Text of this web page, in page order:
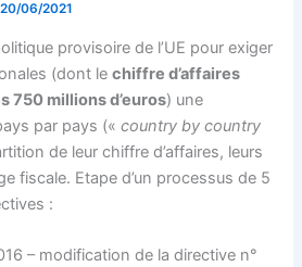
20/06/2021
provisoire de l’UE pour exiger
(dont lechiffre d’affaires
750 millions d’euros) une
par pays («country by country
de leur chiffre d’affaires, leurs
fiscale. Etape d’un processus de 5
:
– modification de la directive n°